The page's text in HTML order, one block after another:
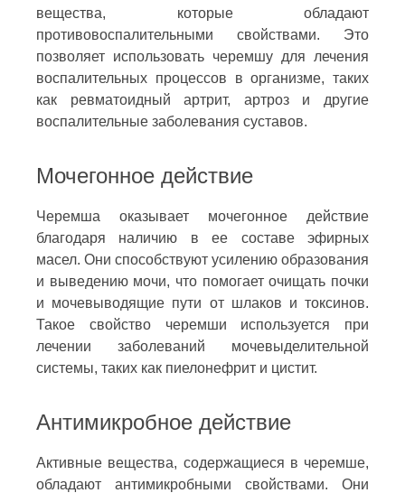
вещества, которые обладают
противовоспалительными свойствами. Это
позволяет использовать черемшу для лечения
воспалительных процессов в организме, таких
как ревматоидный артрит, артроз и другие
воспалительные заболевания суставов.
Мочегонное действие
Черемша оказывает мочегонное действие
благодаря наличию в ее составе эфирных
масел. Они способствуют усилению образования
и выведению мочи, что помогает очищать почки
и мочевыводящие пути от шлаков и токсинов.
Такое свойство черемши используется при
лечении заболеваний мочевыделительной
системы, таких как пиелонефрит и цистит.
Антимикробное действие
Активные вещества, содержащиеся в черемше,
обладают антимикробными свойствами. Они